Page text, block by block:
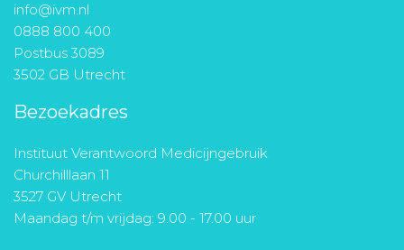
info@ivm.nl
0888 800 400
Postbus 3089
3502 GB Utrecht
Bezoekadres
Instituut Verantwoord Medicijngebruik
Churchilllaan 11
3527 GV Utrecht
Maandag t/m vrijdag: 9.00 - 17.00 uur